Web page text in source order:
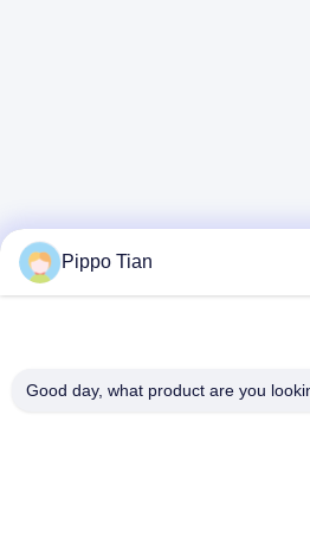
Pippo Tian
Good day, what product are you